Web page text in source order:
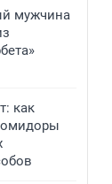
мужчина
как